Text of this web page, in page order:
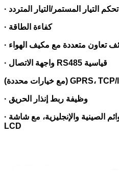
· تحكم التيار المستمر/التيار المتردد
· كفاءة الطاقة
· واجهة الاتصال RS485 قياسية
· وظيفة ربط إنذار الحريق
· واجهة تشغيل قائمة على القوائم الصينية والإنجليزية، مع شاشة
LCD